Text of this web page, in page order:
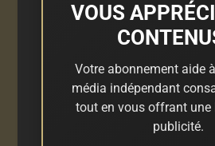
VOUS
Votre abonnement aide
média indépendant
tout en vous offrant une
publicité.